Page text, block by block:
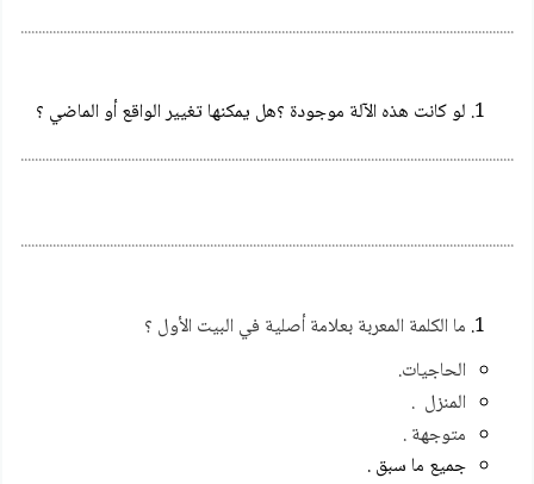
لو كانت هذه الآلة موجودة ؟هل يمكنها تغيير الواقع أو الماضي ؟
ما الكلمة المعربة بعلامة أصلية في البيت الأول ؟
الحاجيات.
المنزل .
متوجهة .
جميع ما سبق .